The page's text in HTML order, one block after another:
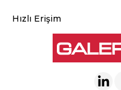
Hızlı Erişim